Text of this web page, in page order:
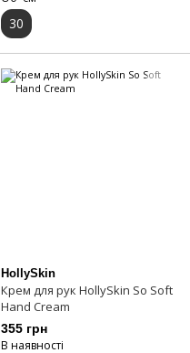
30
HollySkin
Крем для рук HollySkin So Soft
Hand Cream
355 грн
В наявності